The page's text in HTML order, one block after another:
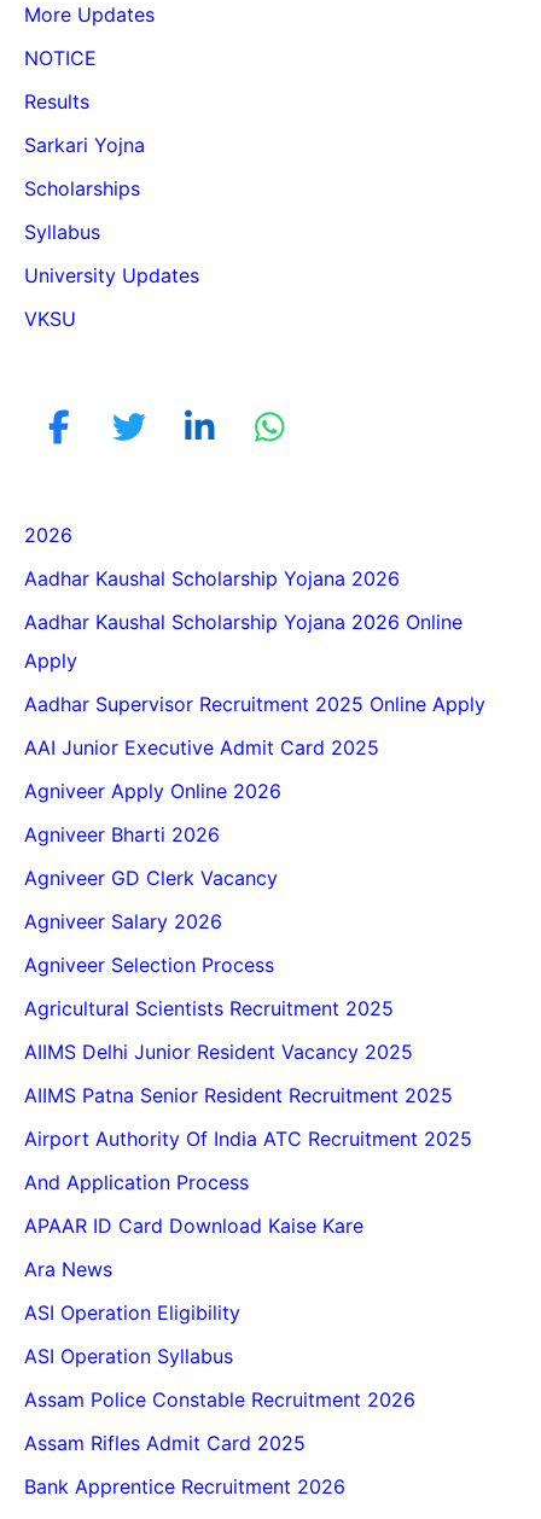
More Updates
NOTICE
Results
Sarkari Yojna
Scholarships
Syllabus
University Updates
VKSU
2026
Aadhar Kaushal Scholarship Yojana 2026
Aadhar Kaushal Scholarship Yojana 2026 Online
Apply
Aadhar Supervisor Recruitment 2025 Online Apply
AAI Junior Executive Admit Card 2025
Agniveer Apply Online 2026
Agniveer Bharti 2026
Agniveer GD Clerk Vacancy
Agniveer Salary 2026
Agniveer Selection Process
Agricultural Scientists Recruitment 2025
AIIMS Delhi Junior Resident Vacancy 2025
AIIMS Patna Senior Resident Recruitment 2025
Airport Authority Of India ATC Recruitment 2025
And Application Process
APAAR ID Card Download Kaise Kare
Ara News
ASI Operation Eligibility
ASI Operation Syllabus
Assam Police Constable Recruitment 2026
Assam Rifles Admit Card 2025
Bank Apprentice Recruitment 2026